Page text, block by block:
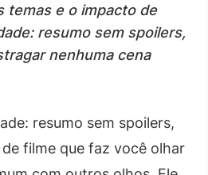
temas e o impacto de
resumo sem spoilers,
nenhuma cena
resumo sem spoilers,
filme que faz você olhar